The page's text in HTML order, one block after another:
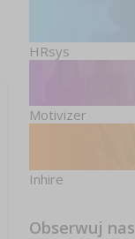
HRsys
Motivizer
Inhire
Obserwuj nas